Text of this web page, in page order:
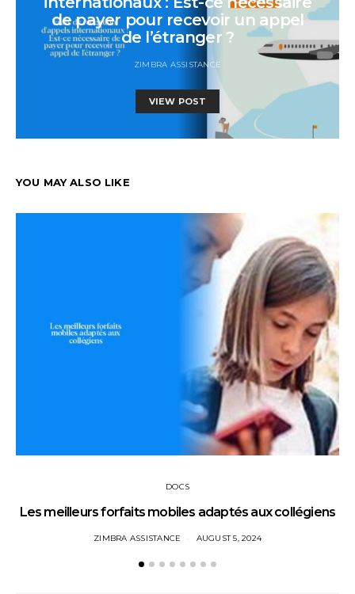
de payer pour recevoir un appel
de l’étranger ?
ZIMBRA ASSISTANCE
VIEW POST
YOU MAY ALSO LIKE
DOCS
Les meilleurs forfaits mobiles adaptés aux collégiens
ZIMBRA ASSISTANCE AUGUST 5, 2024